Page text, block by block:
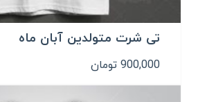
تی شرت متولدین آبان ماه
900,000 تومان